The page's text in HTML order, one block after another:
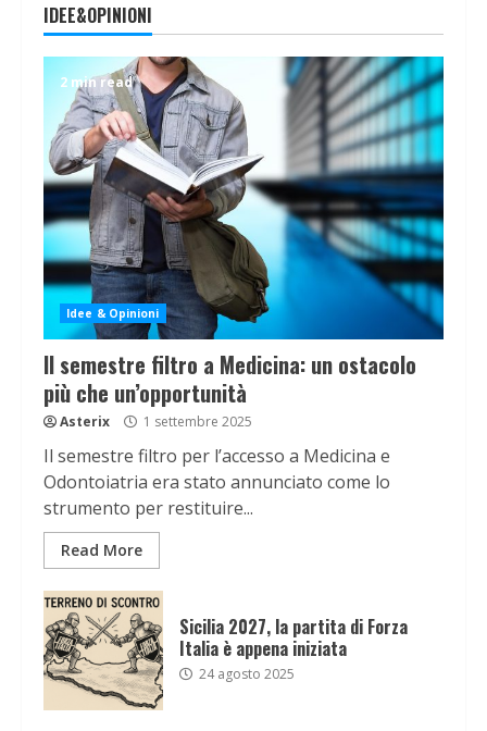
IDEE&OPINIONI
2 min read
Idee & Opinioni
Il semestre filtro a Medicina: un ostacolo
più che un’opportunità
Asterix 1 settembre 2025
Il semestre filtro per l’accesso a Medicina e
Odontoiatria era stato annunciato come lo
strumento per restituire...
Read More
Sicilia 2027, la partita di Forza
Italia è appena iniziata
24 agosto 2025